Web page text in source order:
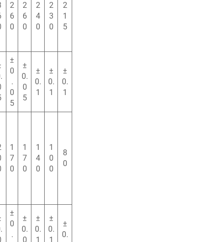
2
6
0
2
6
0
2
4
0
2
3
0
2
1
5
±
0
.
0
5
±
0.
0
5
±
0.
1
±
0.
1
±
0.
1
1
7
0
1
7
0
1
4
0
1
0
0
8
0
±
0
.
±
0.
0
±
0.
1
±
0.
1
±
0.